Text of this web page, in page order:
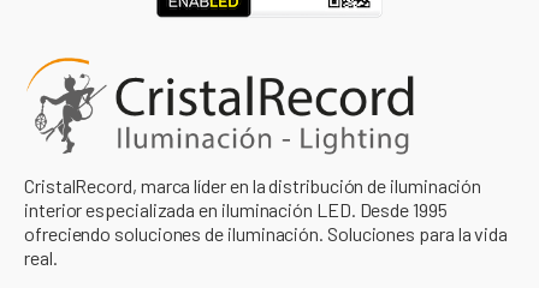
CristalRecord, marca líder en la distribución de iluminación
interior especializada en iluminación LED. Desde 1995
ofreciendo soluciones de iluminación. Soluciones para la vida
real.